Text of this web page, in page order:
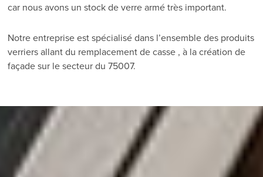
car nous avons un stock de verre armé très important.
Notre entreprise est spécialisé dans l’ensemble des produits
verriers allant du remplacement de casse , à la création de
façade sur le secteur du 75007.